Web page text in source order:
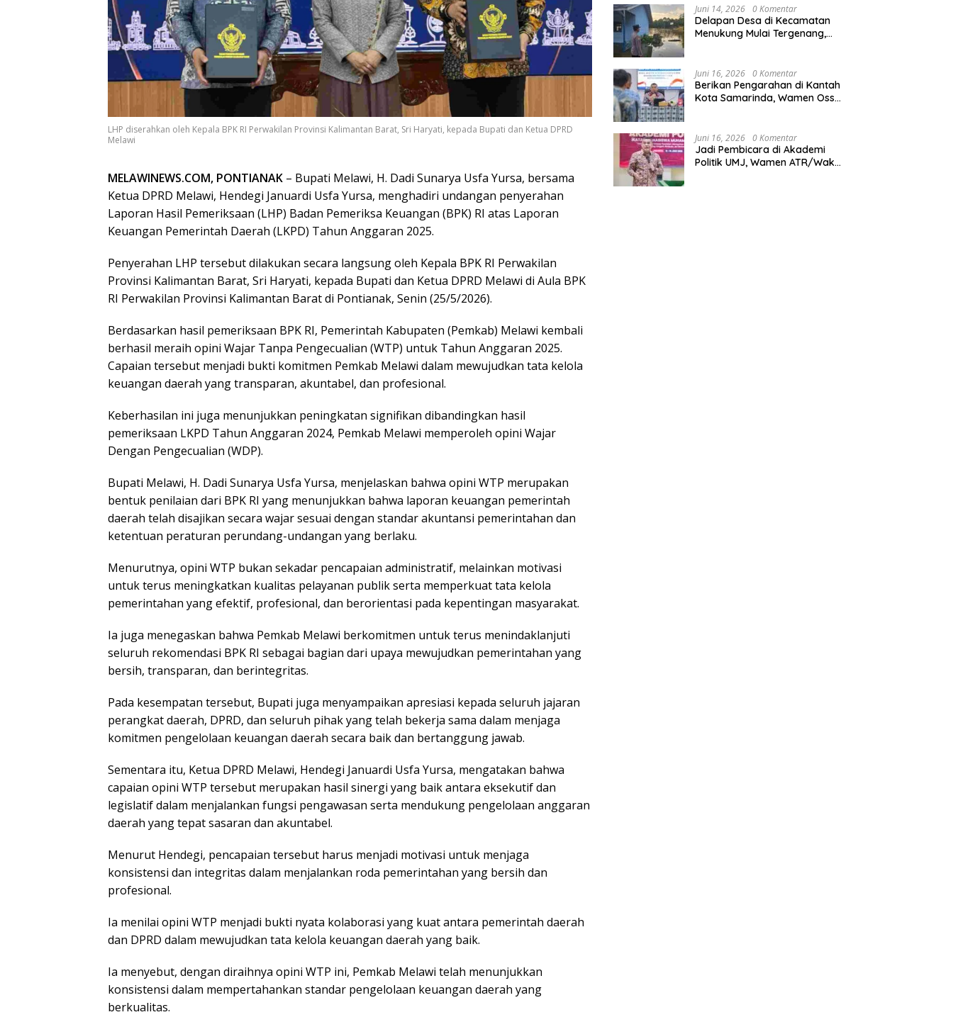
LHP diserahkan oleh Kepala BPK RI Perwakilan Provinsi Kalimantan Barat, Sri Haryati, kepada Bupati dan Ketua DPRD
Melawi
MELAWINEWS.COM, PONTIANAK – Bupati Melawi, H. Dadi Sunarya Usfa Yursa, bersama
Ketua DPRD Melawi, Hendegi Januardi Usfa Yursa, menghadiri undangan penyerahan
Laporan Hasil Pemeriksaan (LHP) Badan Pemeriksa Keuangan (BPK) RI atas Laporan
Keuangan Pemerintah Daerah (LKPD) Tahun Anggaran 2025.
Penyerahan LHP tersebut dilakukan secara langsung oleh Kepala BPK RI Perwakilan
Provinsi Kalimantan Barat, Sri Haryati, kepada Bupati dan Ketua DPRD Melawi di Aula BPK
RI Perwakilan Provinsi Kalimantan Barat di Pontianak, Senin (25/5/2026).
Berdasarkan hasil pemeriksaan BPK RI, Pemerintah Kabupaten (Pemkab) Melawi kembali
berhasil meraih opini Wajar Tanpa Pengecualian (WTP) untuk Tahun Anggaran 2025.
Capaian tersebut menjadi bukti komitmen Pemkab Melawi dalam mewujudkan tata kelola
keuangan daerah yang transparan, akuntabel, dan profesional.
Keberhasilan ini juga menunjukkan peningkatan signifikan dibandingkan hasil
pemeriksaan LKPD Tahun Anggaran 2024, Pemkab Melawi memperoleh opini Wajar
Dengan Pengecualian (WDP).
Bupati Melawi, H. Dadi Sunarya Usfa Yursa, menjelaskan bahwa opini WTP merupakan
bentuk penilaian dari BPK RI yang menunjukkan bahwa laporan keuangan pemerintah
daerah telah disajikan secara wajar sesuai dengan standar akuntansi pemerintahan dan
ketentuan peraturan perundang-undangan yang berlaku.
Menurutnya, opini WTP bukan sekadar pencapaian administratif, melainkan motivasi
untuk terus meningkatkan kualitas pelayanan publik serta memperkuat tata kelola
pemerintahan yang efektif, profesional, dan berorientasi pada kepentingan masyarakat.
Ia juga menegaskan bahwa Pemkab Melawi berkomitmen untuk terus menindaklanjuti
seluruh rekomendasi BPK RI sebagai bagian dari upaya mewujudkan pemerintahan yang
bersih, transparan, dan berintegritas.
Pada kesempatan tersebut, Bupati juga menyampaikan apresiasi kepada seluruh jajaran
perangkat daerah, DPRD, dan seluruh pihak yang telah bekerja sama dalam menjaga
komitmen pengelolaan keuangan daerah secara baik dan bertanggung jawab.
Sementara itu, Ketua DPRD Melawi, Hendegi Januardi Usfa Yursa, mengatakan bahwa
capaian opini WTP tersebut merupakan hasil sinergi yang baik antara eksekutif dan
legislatif dalam menjalankan fungsi pengawasan serta mendukung pengelolaan anggaran
daerah yang tepat sasaran dan akuntabel.
Menurut Hendegi, pencapaian tersebut harus menjadi motivasi untuk menjaga
konsistensi dan integritas dalam menjalankan roda pemerintahan yang bersih dan
profesional.
Ia menilai opini WTP menjadi bukti nyata kolaborasi yang kuat antara pemerintah daerah
dan DPRD dalam mewujudkan tata kelola keuangan daerah yang baik.
Ia menyebut, dengan diraihnya opini WTP ini, Pemkab Melawi telah menunjukkan
konsistensi dalam mempertahankan standar pengelolaan keuangan daerah yang
berkualitas.
Nasional
Juni 14, 2026 0 Komentar
Delapan Desa di Kecamatan
Menukung Mulai Tergenang,
Juni 16, 2026 0 Komentar
Berikan Pengarahan di Kantah
Kota Samarinda, Wamen Ossy:
Kalimantan Timur
Juni 16, 2026 0 Komentar
Jadi Pembicara di Akademi
Politik UMJ, Wamen ATR/Waka